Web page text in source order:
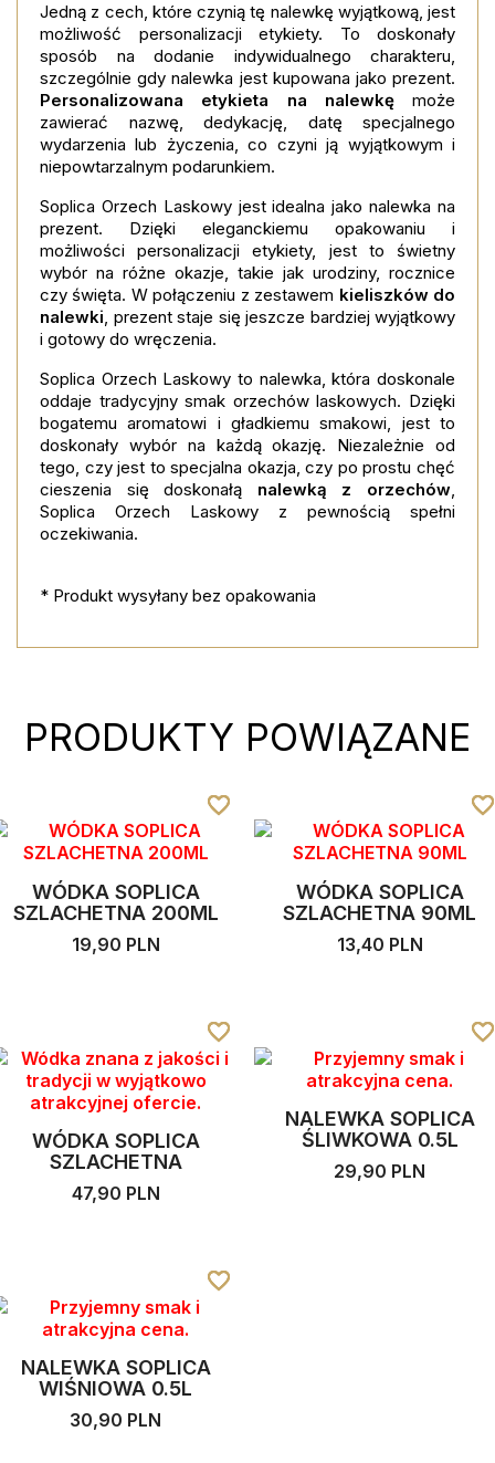
Jedną z cech, które czynią tę nalewkę wyjątkową, jest
możliwość personalizacji etykiety. To doskonały
sposób na dodanie indywidualnego charakteru,
szczególnie gdy nalewka jest kupowana jako prezent.
Personalizowana etykieta na nalewkęmoże
zawierać nazwę, dedykację, datę specjalnego
wydarzenia lub życzenia, co czyni ją wyjątkowym i
niepowtarzalnym podarunkiem.
Soplica Orzech Laskowy jest idealna jako nalewka na
prezent. Dzięki eleganckiemu opakowaniu i
możliwości personalizacji etykiety, jest to świetny
wybór na różne okazje, takie jak urodziny, rocznice
czy święta. W połączeniu z zestawem kieliszków do
nalewki, prezent staje się jeszcze bardziej wyjątkowy
i gotowy do wręczenia.
Soplica Orzech Laskowy to nalewka, która doskonale
oddaje tradycyjny smak orzechów laskowych. Dzięki
bogatemu aromatowi i gładkiemu smakowi, jest to
doskonały wybór na każdą okazję. Niezależnie od
tego, czy jest to specjalna okazja, czy po prostu chęć
cieszenia się doskonałą nalewką z orzechów,
Soplica Orzech Laskowy z pewnością spełni
oczekiwania.
* Produkt wysyłany bez opakowania
PRODUKTY POWIĄZANE
WÓDKA SOPLICA
SZLACHETNA 200ML
19,90 PLN
favorite_border
favorite_border
favorite_border
WÓDKA SOPLICA
SZLACHETNA 90ML
13,40 PLN
favorite_border
favorite_border
favorite_border
WÓDKA SOPLICA
SZLACHETNA
47,90 PLN
favorite_border
favorite_border
favorite_border
NALEWKA SOPLICA
ŚLIWKOWA 0.5L
29,90 PLN
favorite_border
favorite_border
favorite_border
NALEWKA SOPLICA
WIŚNIOWA 0.5L
30,90 PLN
favorite_border
favorite_border
favorite_border